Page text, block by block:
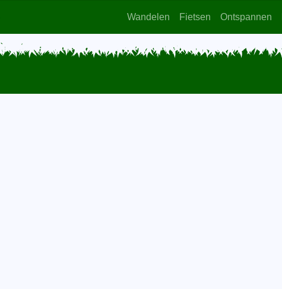
Wandelen Fietsen Ontspannen